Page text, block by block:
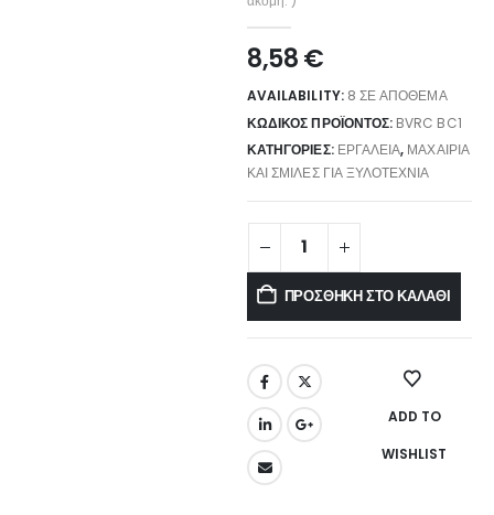
8,58€
AVAILABILITY: 8 ΣΕ ΑΠΌΘΕΜΑ
ΚΩΔΙΚΌΣ ΠΡΟΪΌΝΤΟΣ: BVRC BC1
ΚΑΤΗΓΟΡΊΕΣ: ΕΡΓΑΛΕΊΑ, ΜΑΧΑΊΡΙΑ
ΚΑΙ ΣΜΊΛΕΣ ΓΙΑ ΞΥΛΟΤΕΧΝΊΑ
ΠΡΟΣΘΉΚΗ ΣΤΟ ΚΑΛΆΘΙ
ADD TO
WISHLIST